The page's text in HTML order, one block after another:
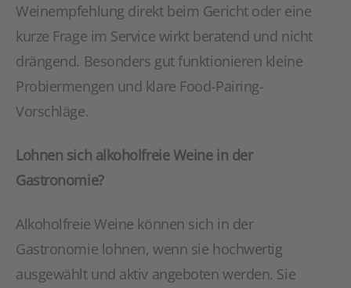
Weinempfehlung direkt beim Gericht oder eine
kurze Frage im Service wirkt beratend und nicht
drängend. Besonders gut funktionieren kleine
Probiermengen und klare Food-Pairing-
Vorschläge.
Lohnen sich alkoholfreie Weine in der
Gastronomie?
Alkoholfreie Weine können sich in der
Gastronomie lohnen, wenn sie hochwertig
ausgewählt und aktiv angeboten werden. Sie